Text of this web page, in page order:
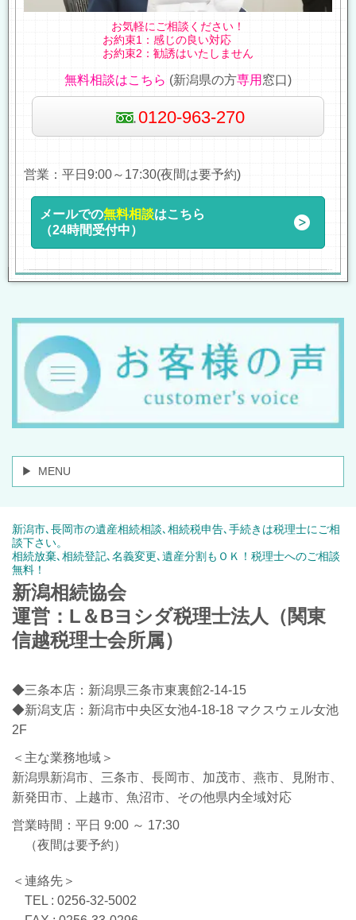
お気軽にご相談ください！
お約束1：感じの良い対応
お約束2：勧誘はいたしません
無料相談はこちら (新潟県の方専用 窓口)
0120-963-270
営業：平日9:00～17:30(夜間は要予約)
メールでの無料相談はこちら
（24時間受付中）
MENU
新潟市､長岡市の遺産相続相談､相続税申告､手続きは税理士にご相
談下さい。
相続放棄､相続登記､名義変更､遺産分割もＯＫ！税理士へのご相談
無料！
新潟相続協会
運営：L＆Bヨシダ税理士法人（関東
信越税理士会所属）
◆三条本店：新潟県三条市東裏館2-14-15
◆新潟支店：新潟市中央区女池4-18-18 マクスウェル女池
2F
＜主な業務地域＞
新潟県新潟市、三条市、長岡市、加茂市、燕市、見附市、
新発田市、上越市、魚沼市、その他県内全域対応
営業時間：平日 9:00 ～ 17:30
（夜間は要予約）
＜連絡先＞
TEL : 0256-32-5002